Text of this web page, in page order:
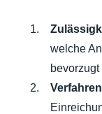
welche